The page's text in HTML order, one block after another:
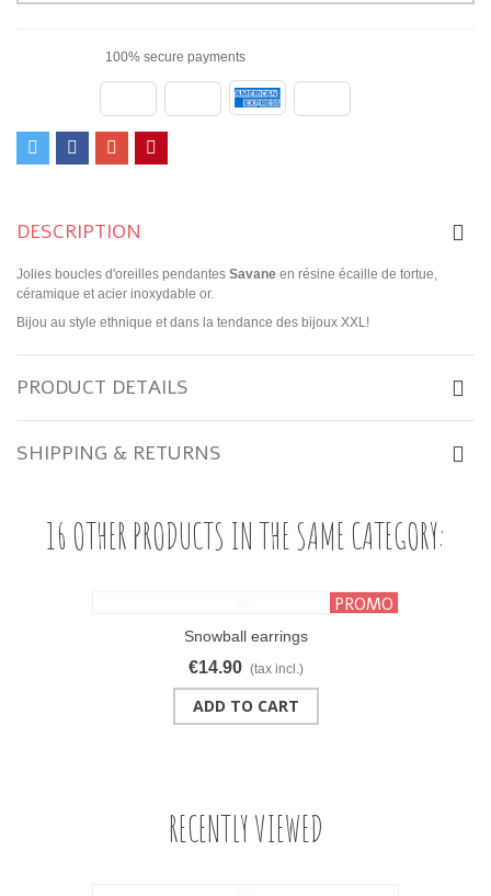
100% secure payments
DESCRIPTION
Jolies boucles d'oreilles pendantes Savane en résine écaille de tortue,
céramique et acier inoxydable or.
Bijou au style ethnique et dans la tendance des bijoux XXL!
PRODUCT DETAILS
SHIPPING & RETURNS
16 OTHER PRODUCTS IN THE SAME CATEGORY:
PROMO
Snowball earrings
€14.90 (tax incl.)
ADD TO CART
RECENTLY VIEWED